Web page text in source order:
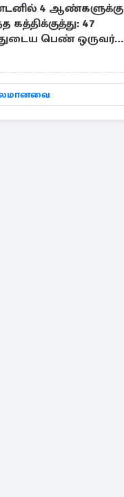
4 ஆண்களுக்கு
கத்திக்குத்து: 47
பெண் ஒருவர்